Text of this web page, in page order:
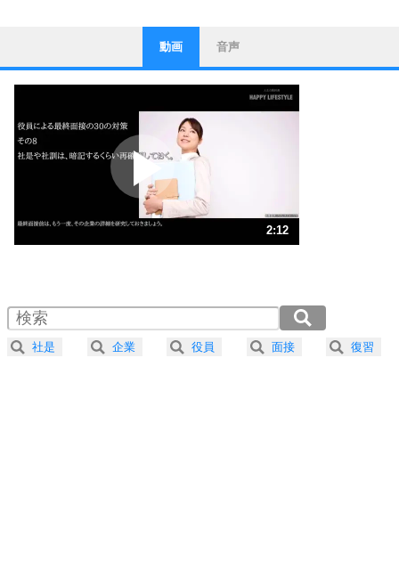
1
ストレス対策
他人と比べない。
いっそのこと、他人を見ない。
いらいらしない人になる30の方法
プラス思考
ポジティブになれない原因は、行動しないから。
ストレス対策
人生、なんとかなるもの。
気楽に生きる30の方法
4 器の大きい人は、怒りを優しさで表現する。
プラス思考
動画 音声
2:12
2.0倍速 （259KB 1分6秒）
2.5倍速 （207KB 52秒）
3.0倍速 （173KB 44秒）
社是 企業 役員 面接 復習